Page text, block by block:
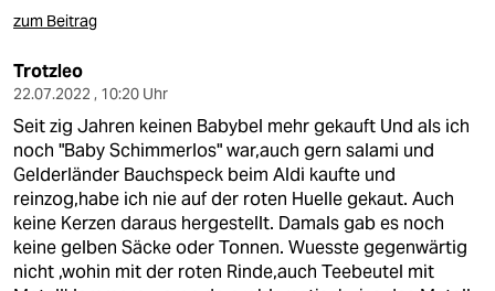
zum Beitrag
Trotzleo
22.07.2022 , 10:20 Uhr
Seit zig Jahren keinen Babybel mehr gekauft Und als ich
noch "Baby Schimmerlos" war,auch gern salami und
Gelderländer Bauchspeck beim Aldi kaufte und
reinzog,habe ich nie auf der roten Huelle gekaut. Auch
keine Kerzen daraus hergestellt. Damals gab es noch
keine gelben Säcke oder Tonnen. Wuesste gegenwärtig
nicht ,wohin mit der roten Rinde,auch Teebeutel mit